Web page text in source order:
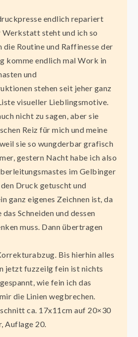
endlich repariert
steht und ich so
die Routine und Raffinesse der
komme endlich mal Work in
und
stehen seit jeher ganz
visueller Lieblingsmotive.
nicht zu sagen, aber sie
Reiz für mich und meine
sie so wungderbar grafisch
gestern Nacht habe ich also
im Gelbinger
Druck getuscht und
ganz eigenes Zeichnen ist, da
Schneiden und dessen
muss. Dann übertragen
Bis hierhin alles
jetzt fuzzeilg fein ist nichts
wie fein ich das
die Linien wegbrechen.
ca. 17x11cm auf 20×30
Auflage 20.